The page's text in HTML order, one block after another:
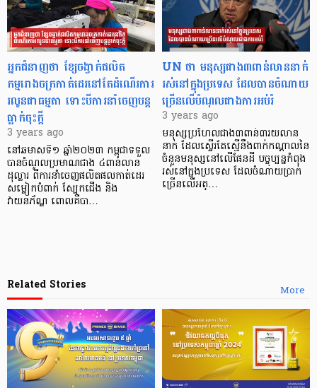
អ្នកជំនាញថា ខ្សែចង្វាក់ផលិត
កម្មរោងចក្រកាត់ដេរនៅតែដំណើរការ
រលូនជាធម្មតា ទោះបីការនាំចេញបន្ដ
ធ្លាក់ចុះក្ដី
3 years ago
នៅឆមាសទី១ ឆ្នាំ២០២៣ កម្ពុជាទទួល
បានចំណូលប្រមាណជាង ៤ពាន់លាន
ដុល្លារ ពីការនាំចេញផលិតផលកាត់ដេរ
សម្លៀកបំពាក់ ស្បែកជើង និង
វាយនភ័ណ្ឌ ពោលគឺបា…
UN ថា មនុស្សជាង៣ពាន់លាននាក់
រស់នៅក្នុងប្រទេស ដែលបានចំណាយ
ច្រើនលើបំណុលជាងការអប់រំ
3 years ago
មនុស្សប្រហែលជាង៣ពាន់៣រយលាន
នាក់ ដែលស្ទើរតែស្មើនឹងពាក់កណ្តាលនៃ
ចំនួនមនុស្សនៅលើផែនដី បច្ចុប្បន្នកំពុង
រស់នៅក្នុងប្រទេស ដែលចំណាយប្រាក់
ច្រើនលើអត្…
More
Related Stories